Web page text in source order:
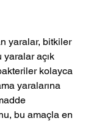
yaralar, bitkiler
yaralar açık
kolayca
yaralarına
bu amaçla en